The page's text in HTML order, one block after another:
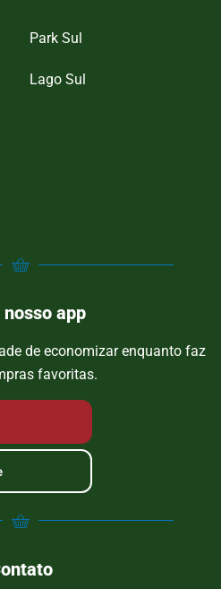
Park Sul
Lago Sul
nosso app
de economizar enquanto faz
favoritas.